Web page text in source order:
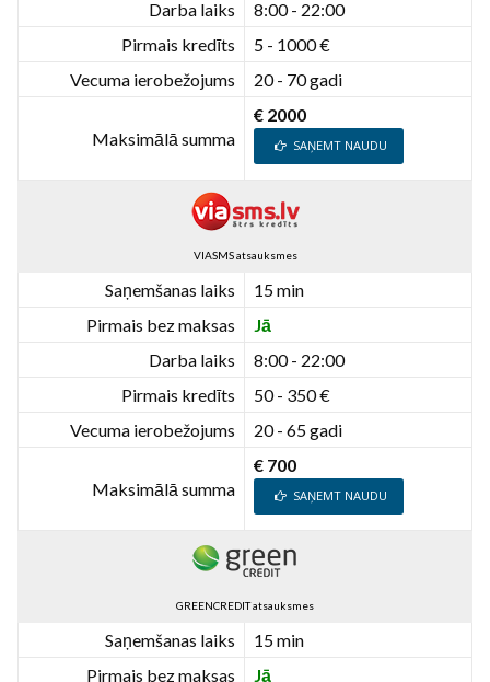
Darba laiks
8:00 - 22:00
Pirmais kredīts
5 - 1000 €
Vecuma ierobežojums
20 - 70 gadi
Maksimālā summa
€ 2000
SAŅEMT NAUDU
VIASMS atsauksmes
Saņemšanas laiks
15 min
Pirmais bez maksas
Jā
Darba laiks
8:00 - 22:00
Pirmais kredīts
50 - 350 €
Vecuma ierobežojums
20 - 65 gadi
Maksimālā summa
€ 700
SAŅEMT NAUDU
GREENCREDIT atsauksmes
Saņemšanas laiks
15 min
Pirmais bez maksas
Jā